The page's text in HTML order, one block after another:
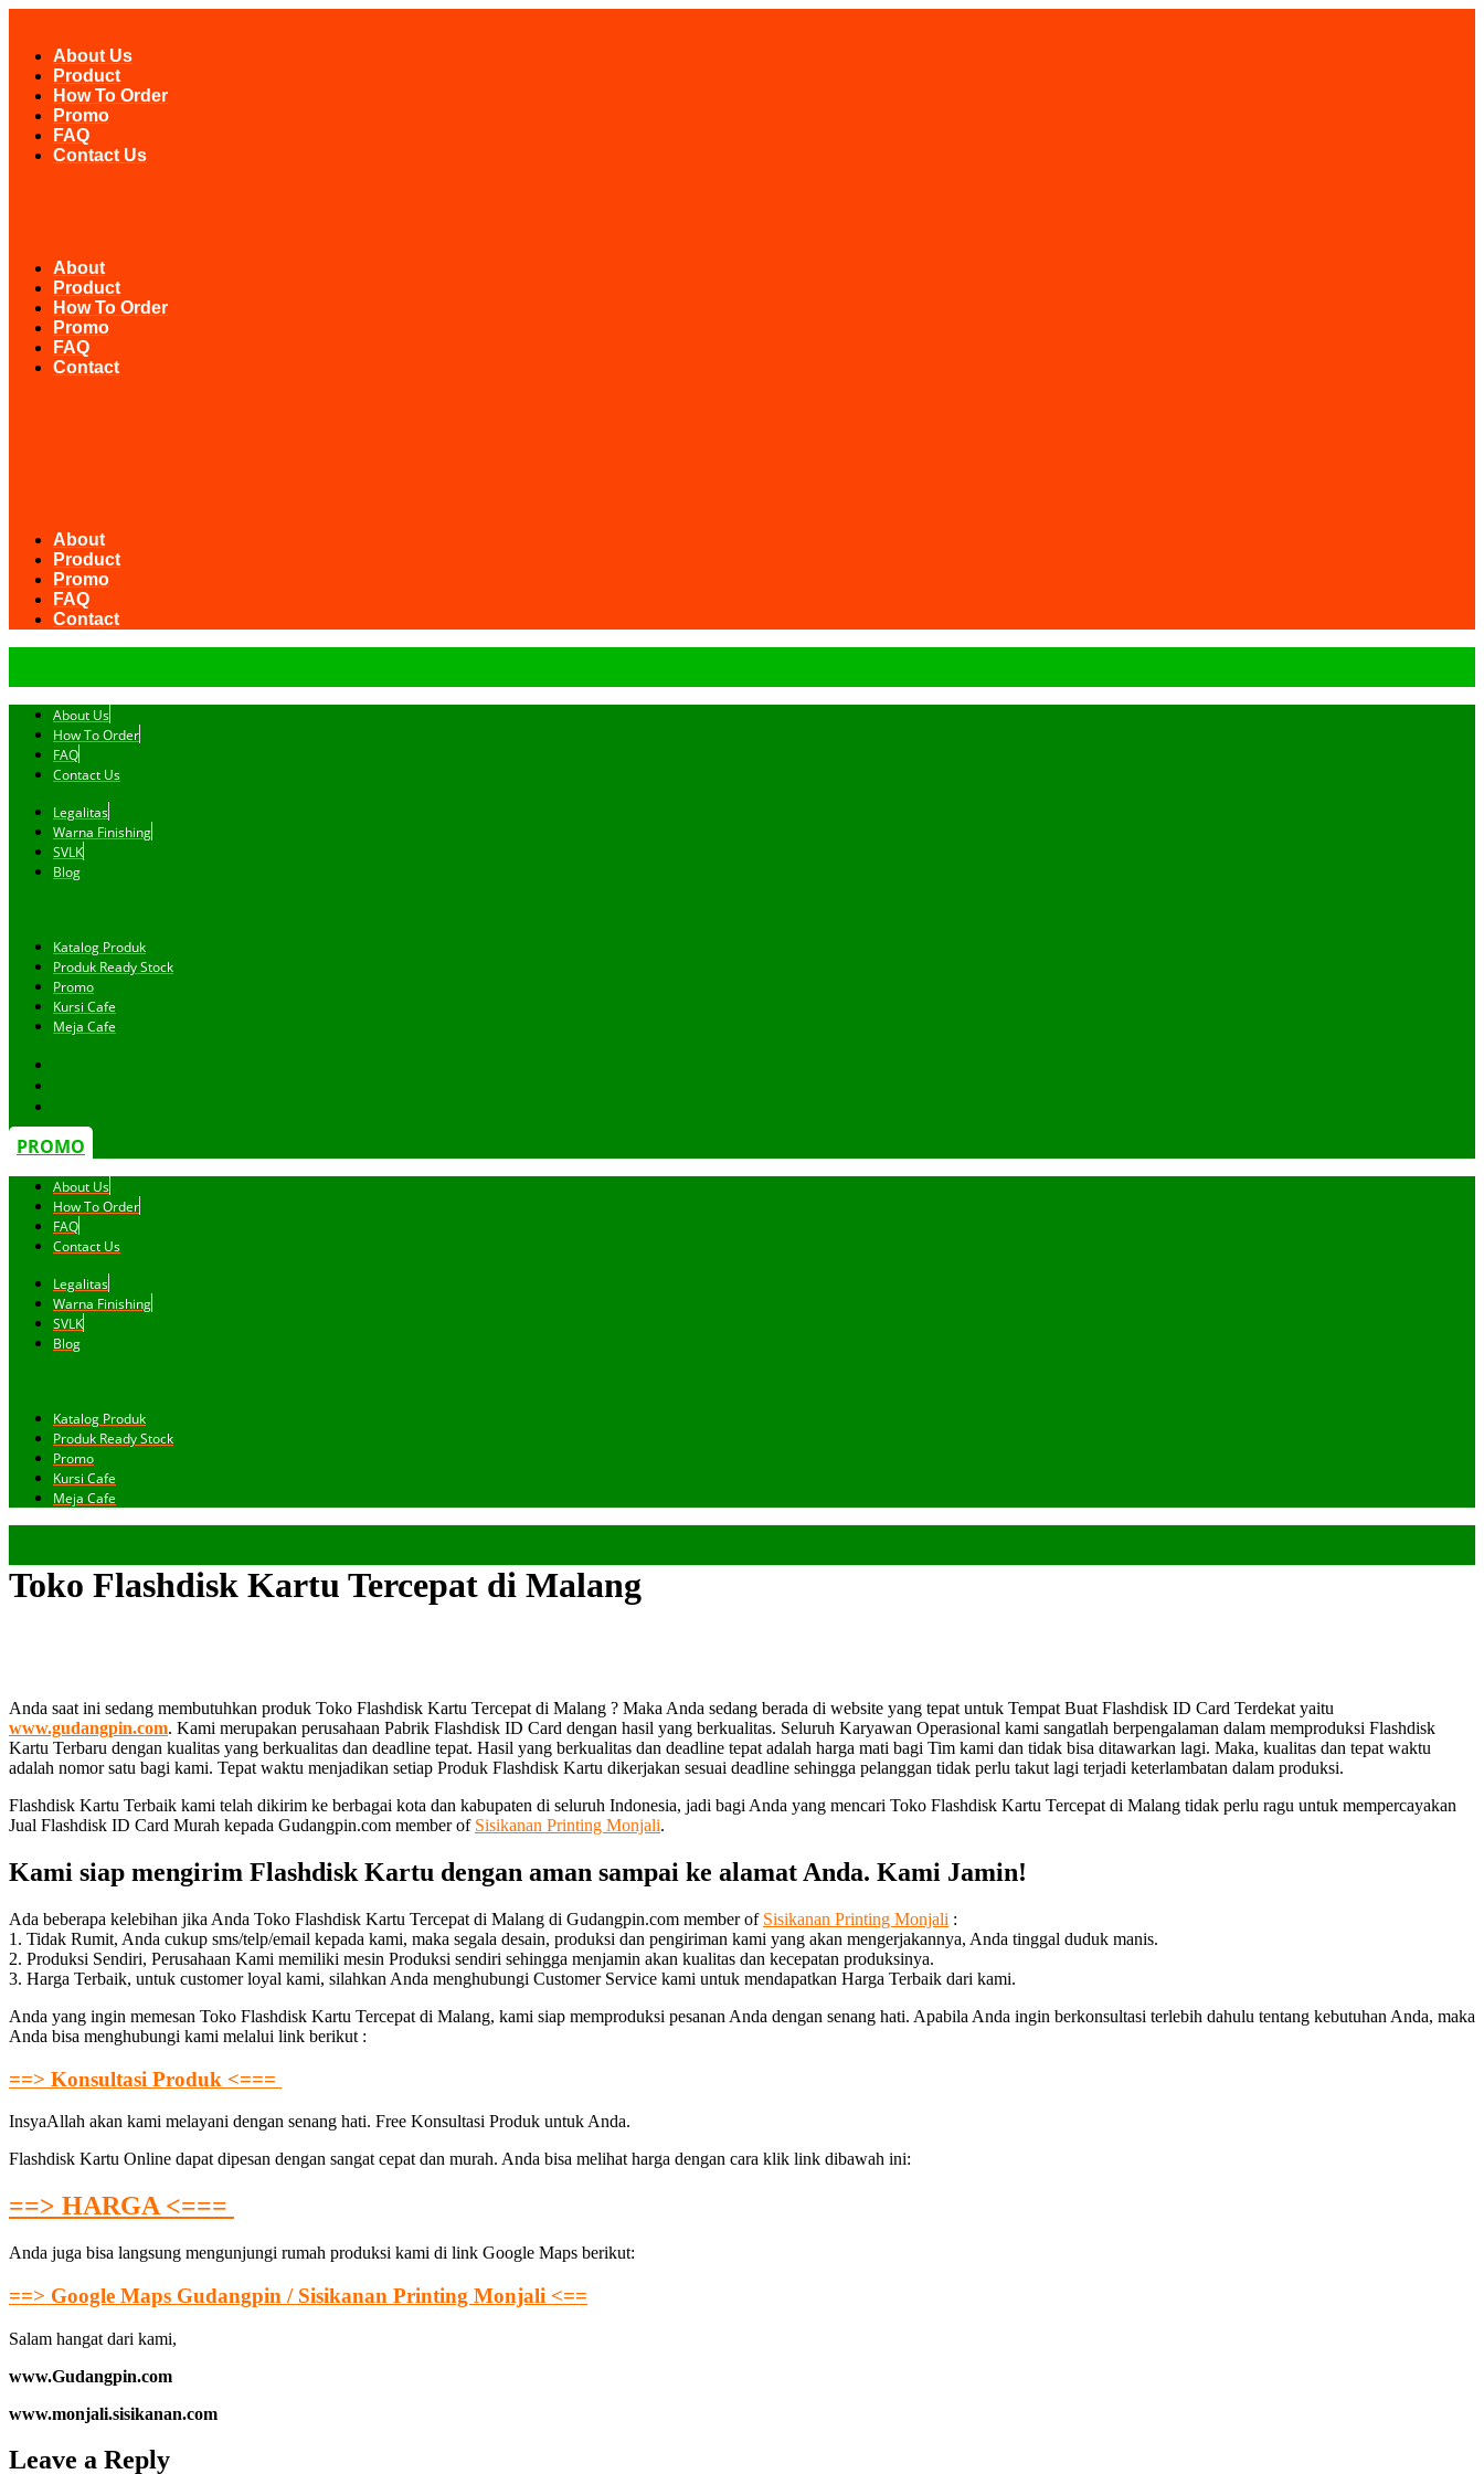
contentAbout Us
Product
How To Order
Promo
FAQ
Contact Us
About
Product
How To Order
Promo
FAQ
Contact
About
Product
Promo
FAQ
Contact
About Us
How To Order
FAQ
Contact Us
Legalitas
Warna Finishing
SVLK
Blog
Katalog Produk
Produk Ready Stock
Promo
Kursi Cafe
Meja Cafe
PROMO
About Us
How To Order
FAQ
Contact Us
Legalitas
Warna Finishing
SVLK
Blog
Katalog Produk
Produk Ready Stock
Promo
Kursi Cafe
Meja Cafe
Toko Flashdisk Kartu Tercepat di Malang
Anda saat ini sedang membutuhkan produk Toko Flashdisk Kartu Tercepat di Malang ? Maka Anda sedang berada di website yang tepat untuk Tempat Buat Flashdisk ID Card Terdekat yaitu
www.gudangpin.com. Kami merupakan perusahaan Pabrik Flashdisk ID Card dengan hasil yang berkualitas. Seluruh Karyawan Operasional kami sangatlah berpengalaman dalam memproduksi Flashdisk
Kartu Terbaru dengan kualitas yang berkualitas dan deadline tepat. Hasil yang berkualitas dan deadline tepat adalah harga mati bagi Tim kami dan tidak bisa ditawarkan lagi. Maka, kualitas dan tepat waktu
adalah nomor satu bagi kami. Tepat waktu menjadikan setiap Produk Flashdisk Kartu dikerjakan sesuai deadline sehingga pelanggan tidak perlu takut lagi terjadi keterlambatan dalam produksi.
Flashdisk Kartu Terbaik kami telah dikirim ke berbagai kota dan kabupaten di seluruh Indonesia, jadi bagi Anda yang mencari Toko Flashdisk Kartu Tercepat di Malang tidak perlu ragu untuk mempercayakan
Jual Flashdisk ID Card Murah kepada Gudangpin.com member of Sisikanan Printing Monjali.
Kami siap mengirim Flashdisk Kartu dengan aman sampai ke alamat Anda. Kami Jamin!
Ada beberapa kelebihan jika Anda Toko Flashdisk Kartu Tercepat di Malang di Gudangpin.com member of Sisikanan Printing Monjali :
1. Tidak Rumit, Anda cukup sms/telp/email kepada kami, maka segala desain, produksi dan pengiriman kami yang akan mengerjakannya, Anda tinggal duduk manis.
2. Produksi Sendiri, Perusahaan Kami memiliki mesin Produksi sendiri sehingga menjamin akan kualitas dan kecepatan produksinya.
3. Harga Terbaik, untuk customer loyal kami, silahkan Anda menghubungi Customer Service kami untuk mendapatkan Harga Terbaik dari kami.
Anda yang ingin memesan Toko Flashdisk Kartu Tercepat di Malang, kami siap memproduksi pesanan Anda dengan senang hati. Apabila Anda ingin berkonsultasi terlebih dahulu tentang kebutuhan Anda, maka
Anda bisa menghubungi kami melalui link berikut :
==> Konsultasi Produk <===
InsyaAllah akan kami melayani dengan senang hati. Free Konsultasi Produk untuk Anda.
Flashdisk Kartu Online dapat dipesan dengan sangat cepat dan murah. Anda bisa melihat harga dengan cara klik link dibawah ini:
==> HARGA <===
Anda juga bisa langsung mengunjungi rumah produksi kami di link Google Maps berikut:
==> Google Maps Gudangpin / Sisikanan Printing Monjali <==
Salam hangat dari kami,
www.Gudangpin.com
www.monjali.sisikanan.com
Leave a Reply